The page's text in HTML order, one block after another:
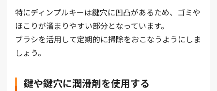
特にディンプルキーは鍵穴に凹凸があるため、ゴミや
ほこりが溜まりやすい部分となっています。
ブラシを活用して定期的に掃除をおこなうようにしま
しょう。
鍵や鍵穴に潤滑剤を使用する